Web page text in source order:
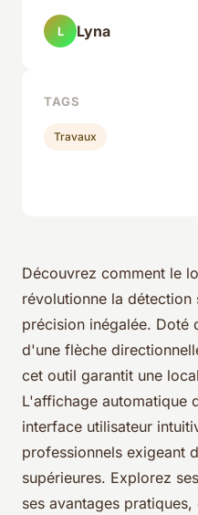
Découvrez comment le
révolutionne la détection
précision inégalée. Doté
d'une flèche
cet outil garantit une
L'affichage automatique
interface utilisateur
professionnels exigeant
supérieures. Explorez
ses avantages
L Lyna
TAGS
Travaux